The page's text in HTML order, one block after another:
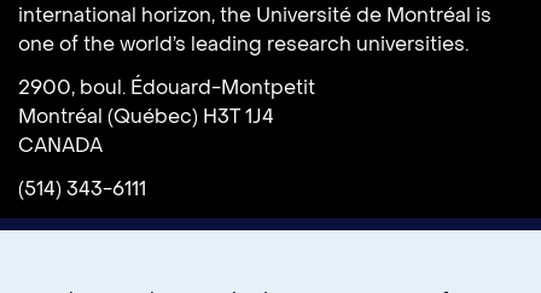
international horizon, the Université de Montréal is
one of the world’s leading research universities.
2900, boul. Édouard-Montpetit
Montréal (Québec) H3T 1J4
CANADA
(514) 343-6111